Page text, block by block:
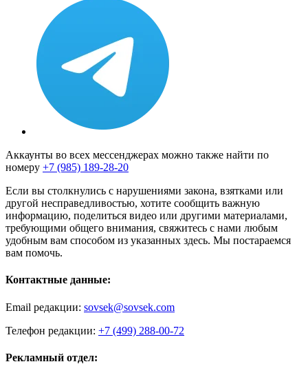
Аккаунты во всех мессенджерах можно также найти по
номеру +7 (985) 189-28-20
Если вы столкнулись с нарушениями закона, взятками или
другой несправедливостью, хотите сообщить важную
информацию, поделиться видео или другими материалами,
требующими общего внимания, свяжитесь с нами любым
удобным вам способом из указанных здесь. Мы постараемся
вам помочь.
Контактные данные:
Email редакции: sovsek@sovsek.com
Телефон редакции: +7 (499) 288-00-72
Рекламный отдел: